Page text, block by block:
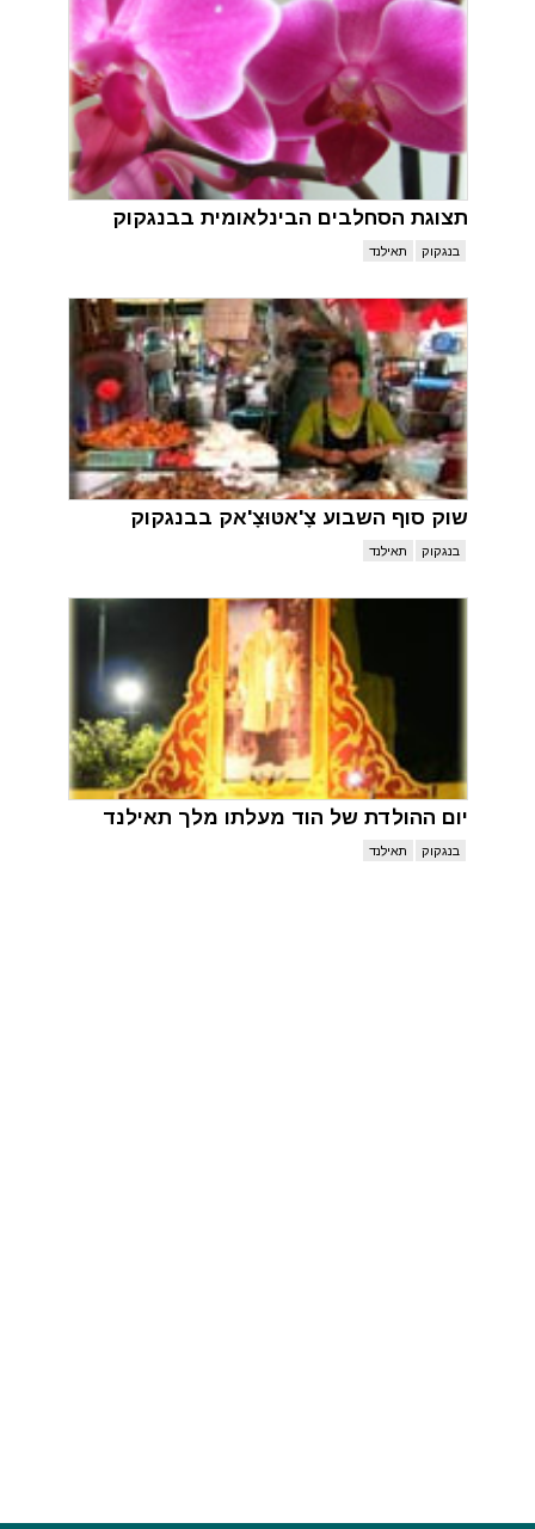
תצוגת הסחלבים הבינלאומית בבנגקוק
בנגקוק תאילנד
שוק סוף השבוע צָ'אטּוּצָ'אק בבנגקוק
בנגקוק תאילנד
יום ההולדת של הוד מעלתו מלך תאילנד
בנגקוק תאילנד